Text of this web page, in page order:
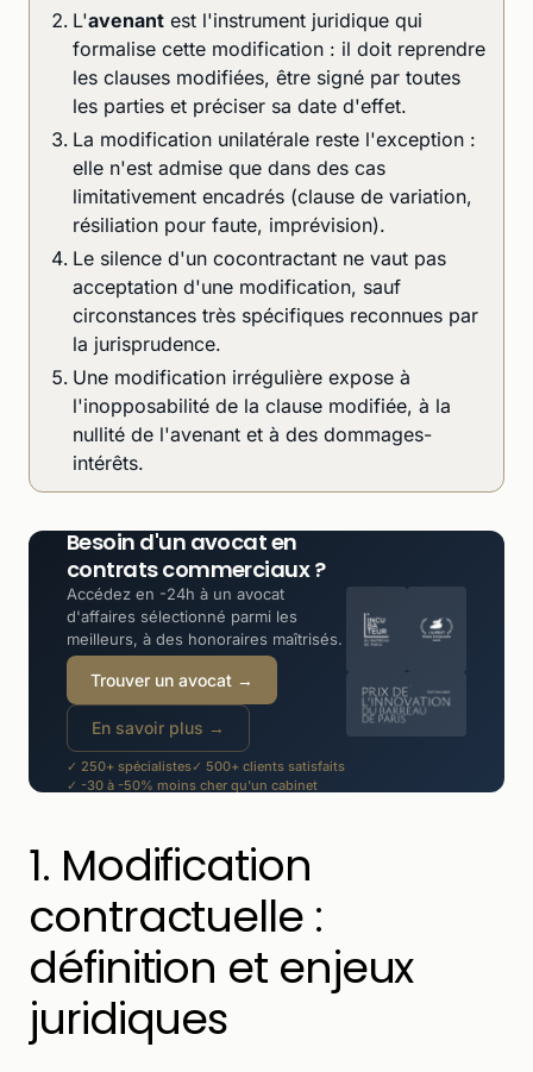
L'avenant est l'instrument juridique qui
formalise cette modification : il doit reprendre
les clauses modifiées, être signé par toutes
les parties et préciser sa date d'effet.
La modification unilatérale reste l'exception :
elle n'est admise que dans des cas
limitativement encadrés (clause de variation,
résiliation pour faute, imprévision).
Le silence d'un cocontractant ne vaut pas
acceptation d'une modification, sauf
circonstances très spécifiques reconnues par
la jurisprudence.
Une modification irrégulière expose à
l'inopposabilité de la clause modifiée, à la
nullité de l'avenant et à des dommages-
intérêts.
Besoin d'un avocat en
contrats commerciaux ?
Accédez en -24h à un avocat
d'affaires sélectionné parmi les
meilleurs, à des honoraires maîtrisés.
Trouver un avocat →
En savoir plus →
✓ 250+ spécialistes✓ 500+ clients satisfaits
✓ -30 à -50% moins cher qu'un cabinet
1. Modification
contractuelle :
définition et enjeux
juridiques